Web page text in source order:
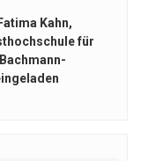
Kahn,
für